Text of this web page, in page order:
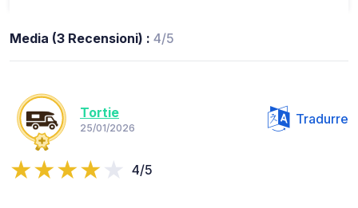
Media (3 Recensioni) : 4/5
Tortie
25/01/2026
Tradurre
4/5